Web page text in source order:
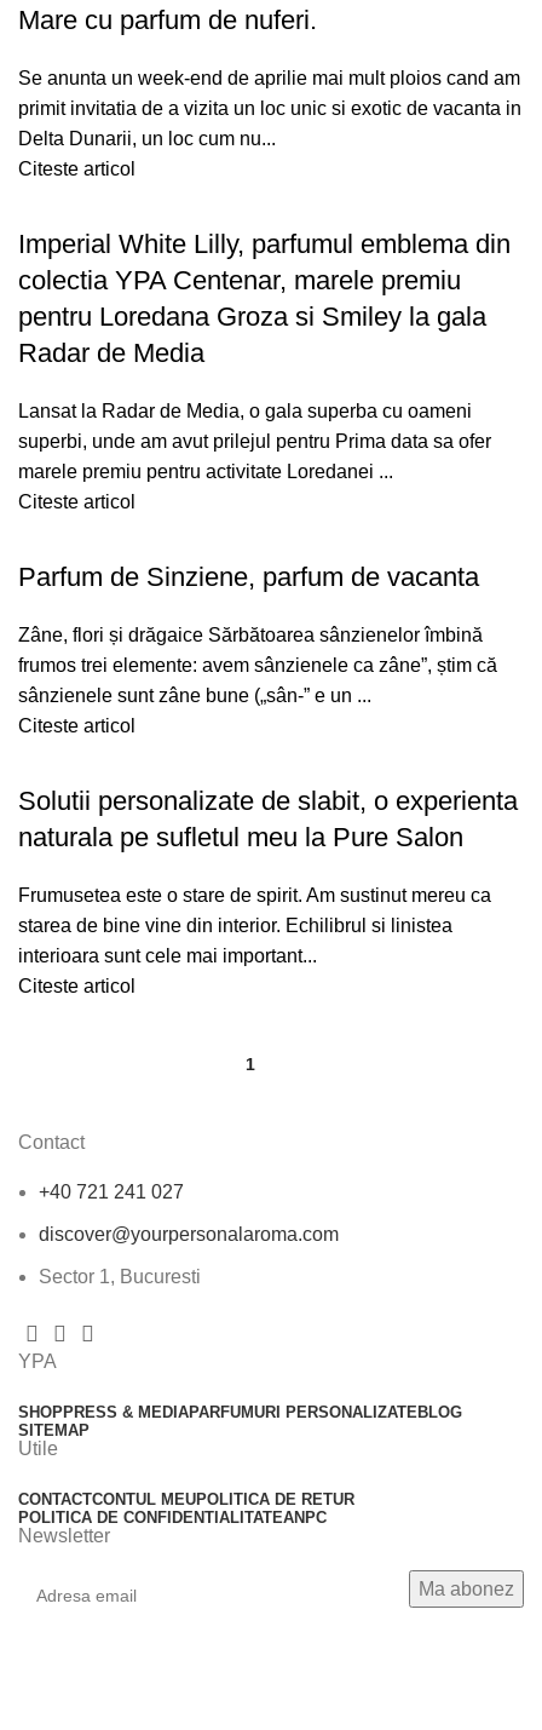
Mare cu parfum de nuferi.
Se anunta un week-end de aprilie mai mult ploios cand am
primit invitatia de a vizita un loc unic si exotic de vacanta in
Delta Dunarii, un loc cum nu...
Citeste articol
Imperial White Lilly, parfumul emblema din
colectia YPA Centenar, marele premiu
pentru Loredana Groza si Smiley la gala
Radar de Media
Lansat la Radar de Media, o gala superba cu oameni
superbi, unde am avut prilejul pentru Prima data sa ofer
marele premiu pentru activitate Loredanei ...
Citeste articol
Parfum de Sinziene, parfum de vacanta
Zâne, flori și drăgaice Sărbătoarea sânzienelor îmbină
frumos trei elemente: avem sânzienele ca zâne”, știm că
sânzienele sunt zâne bune („sân-” e un ...
Citeste articol
Solutii personalizate de slabit, o experienta
naturala pe sufletul meu la Pure Salon
Frumusetea este o stare de spirit. Am sustinut mereu ca
starea de bine vine din interior. Echilibrul si linistea
interioara sunt cele mai important...
Citeste articol
1
Contact
+40 721 241 027
discover@yourpersonalaroma.com
Sector 1, Bucuresti
YPA
SHOPPRESS & MEDIAPARFUMURI PERSONALIZATEBLOG
SITEMAP
Utile
CONTACTCONTUL MEUPOLITICA DE RETUR
POLITICA DE CONFIDENTIALITATEANPC
Newsletter